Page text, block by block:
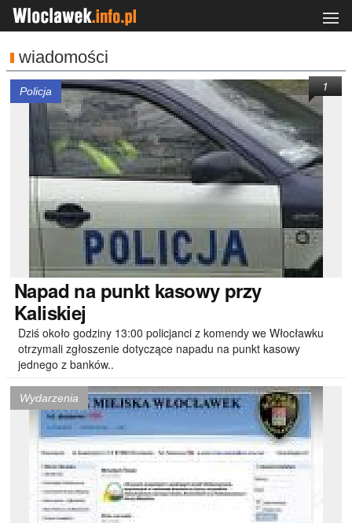
wiadomości
Policja
Napad na punkt kasowy przy
Kaliskiej
Dziś około godziny 13:00 policjanci z komendy we Włocławku
otrzymali zgłoszenie dotyczące napadu na punkt kasowy
jednego z banków..
1
Wydarzenia